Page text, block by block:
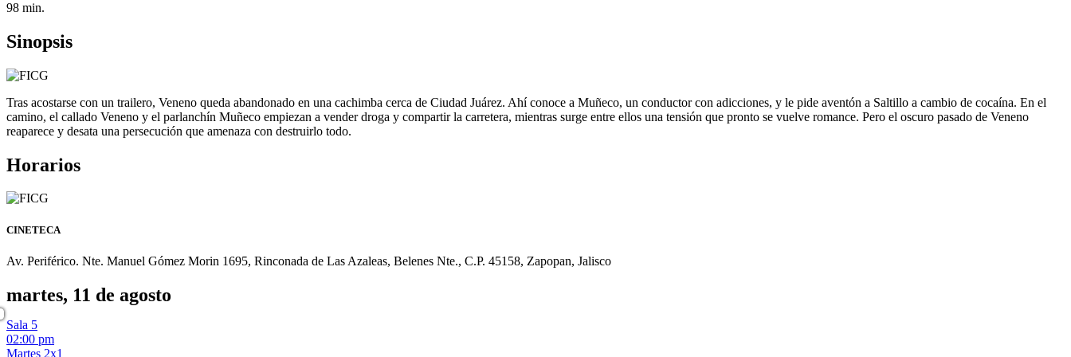
98 min.
Sinopsis
Tras acostarse con un trailero, Veneno queda abandonado en una cachimba cerca de Ciudad Juárez. Ahí conoce a Muñeco, un conductor con adicciones, y le pide aventón a Saltillo a cambio de cocaína. En el
camino, el callado Veneno y el parlanchín Muñeco empiezan a vender droga y compartir la carretera, mientras surge entre ellos una tensión que pronto se vuelve romance. Pero el oscuro pasado de Veneno
reaparece y desata una persecución que amenaza con destruirlo todo.
Horarios
CINETECA
Av. Periférico. Nte. Manuel Gómez Morin 1695, Rinconada de Las Azaleas, Belenes Nte., C.P. 45158, Zapopan, Jalisco
martes, 11 de agosto
Sala 5
02:00 pm
Martes 2x1